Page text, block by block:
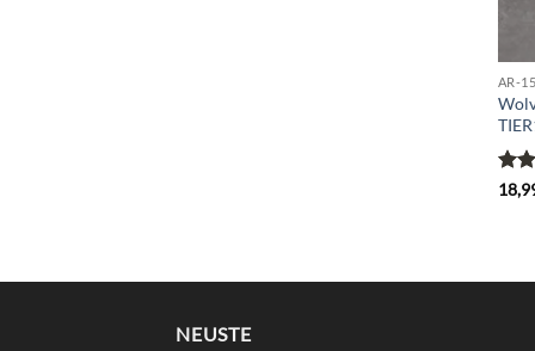
AR-15
NEUSTE